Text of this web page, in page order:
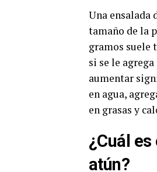
Una ensalada
tamaño de la
gramos suele
si se le
aumentar
en agua,
en grasas y
¿Cuál
atún?